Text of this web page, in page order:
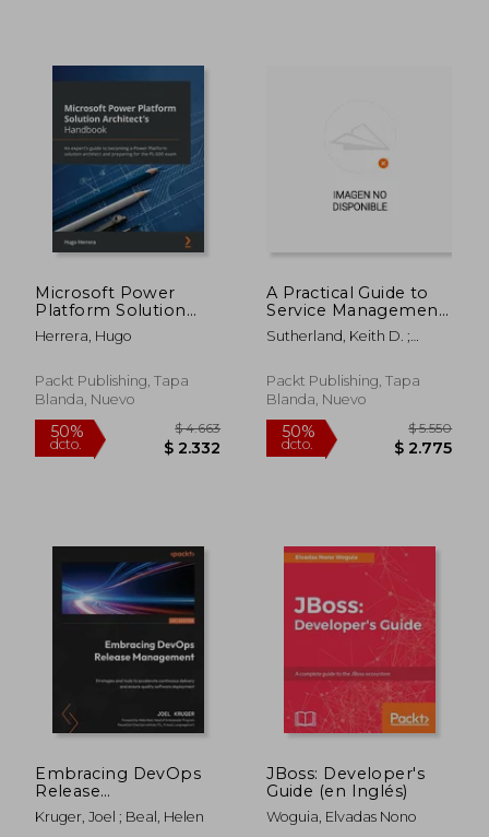
dcto.
Microsoft Power
Platform Solution
Architect's
Handbook: An
becoming a Power
Platform solution
preparing for the PL-
600 (en Inglés)
Herrera, Hugo
Packt Publishing, Tapa
Blanda, Nuevo
$ 4.663
$ 2.332
A Practical Guide to
Service Management:
Insights from
industry experts for
implementing, and
improving service
practices (en Inglés)
Sutherland, Keith D. ;
Packt Publishing, Tapa
Blanda, Nuevo
50%
Embracing DevOps
Release
Management:
Strategies and tools
Kruger, Joel ; Beal, Helen
JBoss: Developer's
Guide (en Inglés)
Woguia, Elvadas Nono